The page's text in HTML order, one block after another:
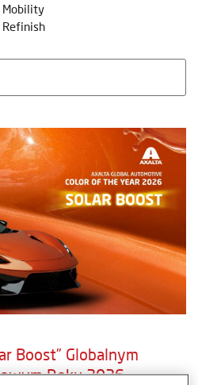
Mobility
Refinish
Boost” Globalnym
Roku 2026